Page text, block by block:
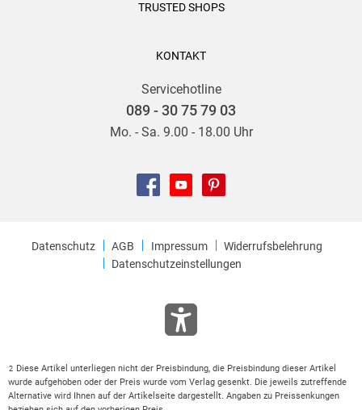
TRUSTED SHOPS
KONTAKT
Servicehotline
089 - 30 75 79 03
Mo. - Sa. 9.00 - 18.00 Uhr
Datenschutz AGB Impressum
Widerrufsbelehrung
Datenschutzeinstellungen
2
Diese Artikel unterliegen nicht der Preisbindung, die Preisbindung dieser Artikel
wurde aufgehoben oder der Preis wurde vom Verlag gesenkt. Die jeweils zutreffende
Alternative wird Ihnen auf der Artikelseite dargestellt. Angaben zu Preissenkungen